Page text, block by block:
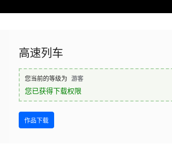
高速列车
您当前的等级为 游客
您已获得下载权限
作品下载